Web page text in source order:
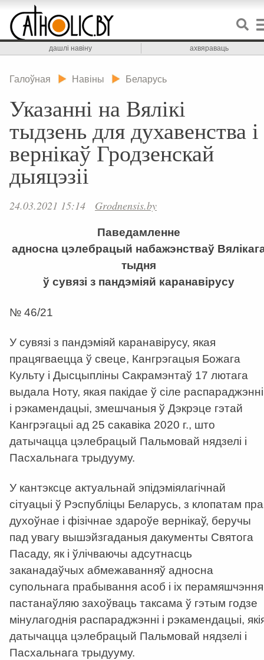
дашлі навіну ахвяраваць
Галоўная Навіны Беларусь
Указанні на Вялікі
тыдзень для духавенства і
вернікаў Гродзенскай
дыяцэзіі
24.03.2021 15:14 Grodnensis.by
Паведамленне
адносна цэлебрацый набажэнстваў
тыдня
ў сувязі з пандэміяй каранавірусу
№ 46/21
У сувязі з пандэміяй каранавірусу, якая
працягваецца ў свеце, Кангрэгацыя Божага
Культу і Дысцыпліны Сакрамэнтаў 17 лютага
выдала Ноту, якая пакідае ў сіле распараджэнні
і рэкамендацыі, змешчаныя ў Дэкрэце гэтай
Кангрэгацыі ад 25 сакавіка 2020 г., што
датычацца цэлебрацый Пальмовай нядзелі і
Пасхальнага трыдууму.
У кантэксце актуальнай эпідэміялагічнай
сітуацыі ў Рэспубліцы Беларусь, з клопатам пра
духоўнае і фізічнае здароўе вернікаў, беручы
пад увагу вышэйзгаданыя дакументы Святога
Пасаду, як і ўлічваючы адсутнасць
заканадаўчых абмежаванняў адносна
супольнага прабывання асоб і іх
пастанаўляю захоўваць таксама ў гэтым годзе
мінулагоднія распараджэнні і рэкамендацыі,
датычацца цэлебрацый Пальмовай нядзелі і
Пасхальнага трыдууму.